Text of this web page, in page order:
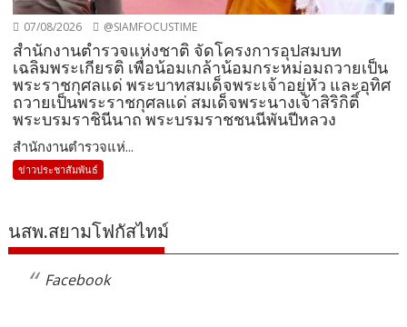
07/08/2026 @SIAMFOCUSTIME
สำนักงานตำรวจแห่งชาติ จัดโครงการอุปสมบท
เฉลิมพระเกียรติ เพื่อน้อมเกล้าน้อมกระหม่อมถวายเป็น
พระราชกุศลแด่ พระบาทสมเด็จพระเจ้าอยู่หัว และอุทิศ
ถวายเป็นพระราชกุศลแด่ สมเด็จพระนางเจ้าสิริกิติ์
พระบรมราชินีนาถ พระบรมราชชนนีพันปีหลวง
สำนักงานตำรวจแห่...
ข่าวประชาสัมพันธ์
นสพ.สยามโฟกัสไทม์
Facebook